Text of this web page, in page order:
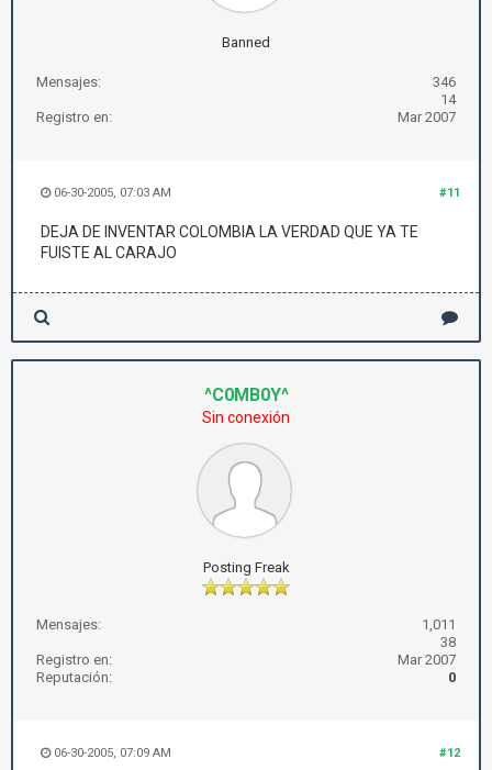
Banned
Mensajes:
346
14
Registro en:
Mar 2007
#11
06-30-2005, 07:03 AM
DEJA DE INVENTAR COLOMBIA LA VERDAD QUE YA TE
FUISTE AL CARAJO
^C0MB0Y^
Sin conexión
Posting Freak
Mensajes:
1,011
38
Registro en:
Mar 2007
Reputación:
0
#12
06-30-2005, 07:09 AM